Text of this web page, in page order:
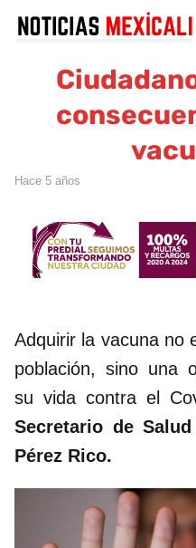
hace 5 años
Adquirir la vacuna no
población, sino una
su vida contra el
Secretario de
Pérez Rico.